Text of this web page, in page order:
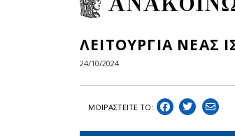
ΛΕΙΤΟΥΡΓΙΑ ΝΕΑΣ
24/10/2024
ΜΟΙΡΑΣΤEIΤΕ ΤΟ: